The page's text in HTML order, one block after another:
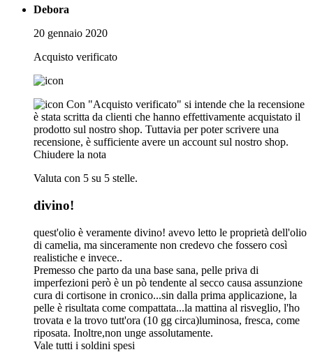
Debora
20 gennaio 2020
Acquisto verificato
Con "Acquisto verificato" si intende che la recensione
è stata scritta da clienti che hanno effettivamente acquistato il
prodotto sul nostro shop. Tuttavia per poter scrivere una
recensione, è sufficiente avere un account sul nostro shop.
Chiudere la nota
Valuta con 5 su 5 stelle.
divino!
quest'olio è veramente divino! avevo letto le proprietà dell'olio
di camelia, ma sinceramente non credevo che fossero così
realistiche e invece..
Premesso che parto da una base sana, pelle priva di
imperfezioni però è un pò tendente al secco causa assunzione
cura di cortisone in cronico...sin dalla prima applicazione, la
pelle è risultata come compattata...la mattina al risveglio, l'ho
trovata e la trovo tutt'ora (10 gg circa)luminosa, fresca, come
riposata. Inoltre,non unge assolutamente.
Vale tutti i soldini spesi